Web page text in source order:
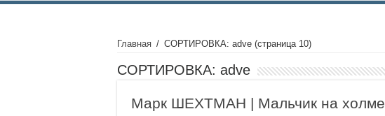
Главная / СОРТИРОВКА: adve (страница 10)
СОРТИРОВКА: adve
Марк ШЕХТМАН | Мальчик на холме